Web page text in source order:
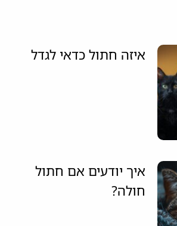
איזה חתול כדאי לגדל
איך יודעים אם חתול
חולה?